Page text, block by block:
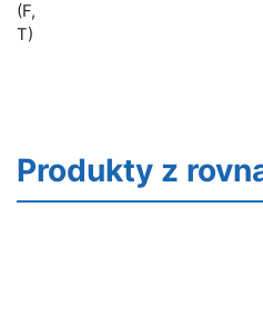
(f,
T)
Produkty z